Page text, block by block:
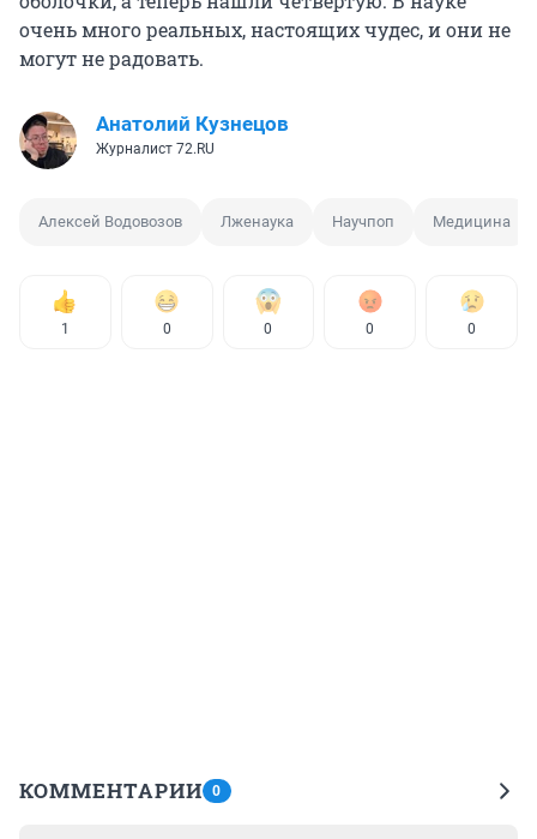
очень много реальных, настоящих чудес, и они не
могут не радовать.
Анатолий Кузнецов
Журналист 72.RU
Алексей Водовозов Лженаука Научпоп Медицина
1 0 0 0 0
КОММЕНТАРИИ 0